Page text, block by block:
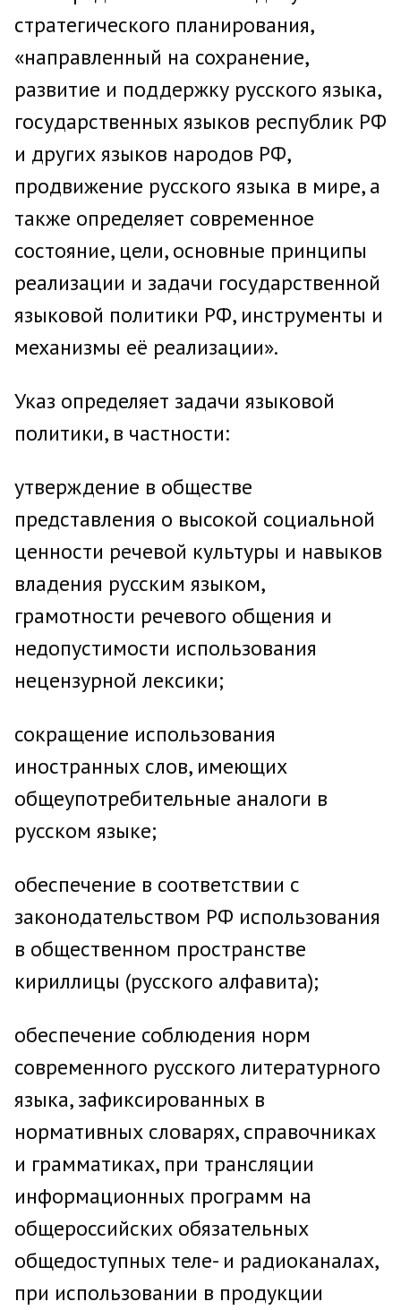
стратегического планирования,
«направленный на сохранение,
развитие и поддержку русского языка,
государственных языков республик РФ
и других языков народов РФ,
продвижение русского языка в мире, а
также определяет современное
состояние, цели, основные принципы
реализации и задачи государственной
языковой политики РФ, инструменты и
механизмы её реализации».
Указ определяет задачи языковой
политики, в частности:
утверждение в обществе
представления о высокой социальной
ценности речевой культуры и навыков
владения русским языком,
грамотности речевого общения и
недопустимости использования
нецензурной лексики;
сокращение использования
иностранных слов, имеющих
общеупотребительные аналоги в
русском языке;
обеспечение в соответствии с
законодательством РФ использования
в общественном пространстве
кириллицы (русского алфавита);
обеспечение соблюдения норм
современного русского литературного
языка, зафиксированных в
нормативных словарях, справочниках
и грамматиках, при трансляции
информационных программ на
общероссийских обязательных
общедоступных теле- и радиоканалах,
при использовании в продукции